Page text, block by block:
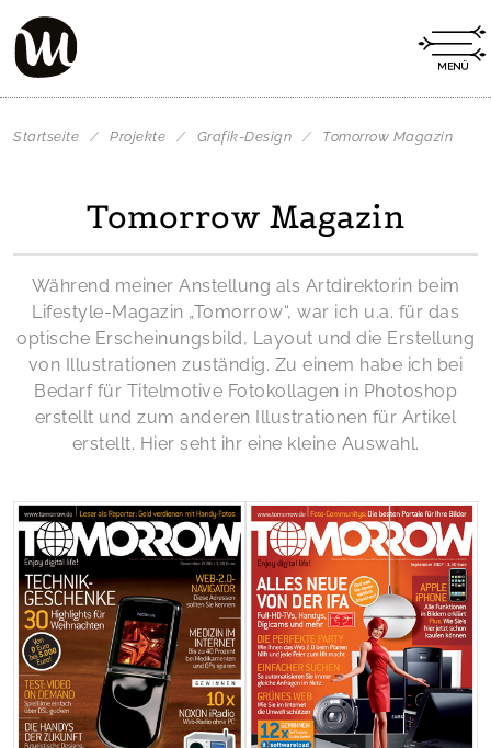
Startseite / Projekte / Grafik-Design / Tomorrow Magazin
Tomorrow Magazin
Während meiner Anstellung als Artdirektorin beim
Lifestyle-Magazin „Tomorrow“, war ich u.a. für das
optische Erscheinungsbild, Layout und die Erstellung
von Illustrationen zuständig. Zu einem habe ich bei
Bedarf für Titelmotive Fotokollagen in Photoshop
erstellt und zum anderen Illustrationen für Artikel
erstellt. Hier seht ihr eine kleine Auswahl.